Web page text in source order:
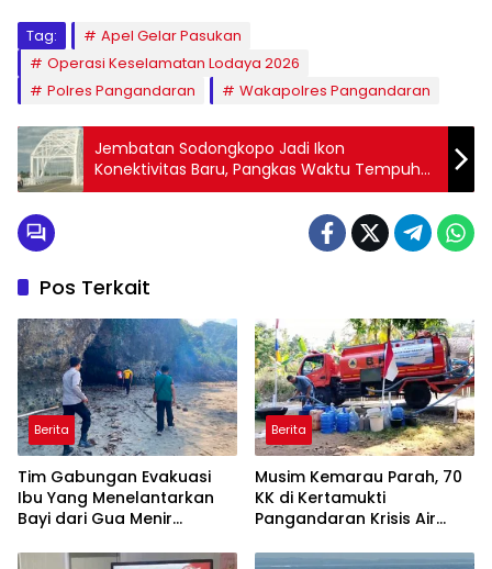
Tag:
Apel Gelar Pasukan
Operasi Keselamatan Lodaya 2026
Polres Pangandaran
Wakapolres Pangandaran
Jembatan Sodongkopo Jadi Ikon
Konektivitas Baru, Pangkas Waktu Tempuh
Nusawiru–Batukaras
Pos Terkait
Berita
Tim Gabungan Evakuasi
Ibu Yang Menelantarkan
Bayi dari Gua Menir
Pangandaran
Berita
Musim Kemarau Parah, 70
KK di Kertamukti
Pangandaran Krisis Air
BPBD Gerak Cepat